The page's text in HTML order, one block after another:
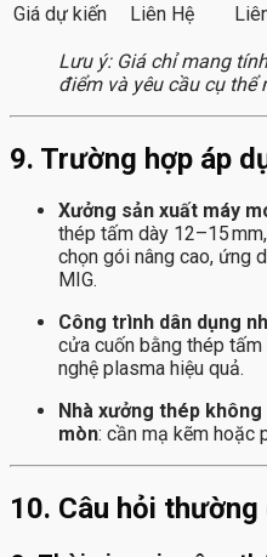
Giá dự kiến
Liên Hệ
Lưu ý: Giá chỉ mang
điểm và yêu cầu cụ thể
9. Trường hợp áp
Xưởng sản xuất máy
thép tấm dày 12–15
chọn gói nâng cao, ứng
MIG.
Công trình dân dụng
cửa cuốn bằng thép
nghệ plasma hiệu quả.
Nhà xưởng thép
mòn: cần mạ kẽm hoặc
10. Câu hỏi thường